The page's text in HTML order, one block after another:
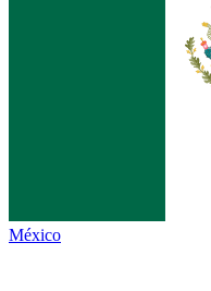
México